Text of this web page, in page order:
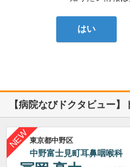
はい
【病院なびドクタビュー
東京都中野区
中野富士見町耳鼻咽喉科